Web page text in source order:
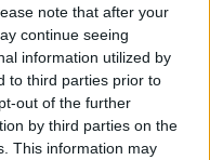
note that after your
continue seeing
information utilized by
to third parties prior to
out of the further
by third parties on the
This information may
így arborétumokkal
többet felkeresni.